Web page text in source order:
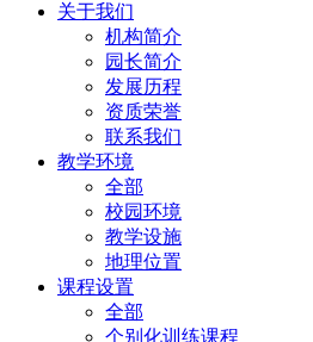
关于我们
机构简介
园长简介
发展历程
资质荣誉
联系我们
教学环境
全部
校园环境
教学设施
地理位置
课程设置
全部
个别化训练课程